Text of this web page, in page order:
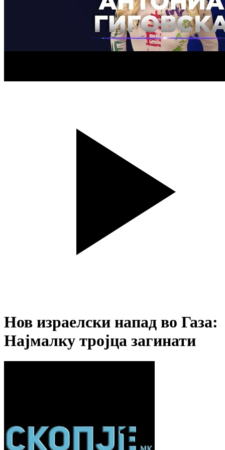
Нов израелски напад во Газа:
Најмалку тројца загинати